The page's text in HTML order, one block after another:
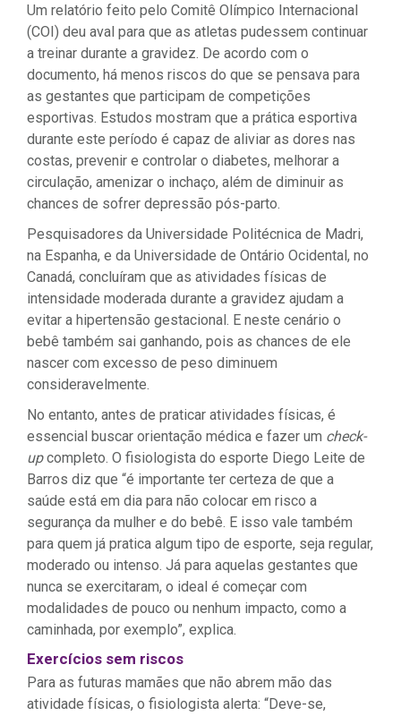
Um relatório feito pelo Comitê Olímpico Internacional
(COI) deu aval para que as atletas pudessem continuar
a treinar durante a gravidez. De acordo com o
documento, há menos riscos do que se pensava para
as gestantes que participam de competições
esportivas. Estudos mostram que a prática esportiva
durante este período é capaz de aliviar as dores nas
costas, prevenir e controlar o diabetes, melhorar a
circulação, amenizar o inchaço, além de diminuir as
chances de sofrer depressão pós-parto.
Pesquisadores da Universidade Politécnica de Madri,
na Espanha, e da Universidade de Ontário Ocidental, no
Canadá, concluíram que as atividades físicas de
intensidade moderada durante a gravidez ajudam a
evitar a hipertensão gestacional. E neste cenário o
bebê também sai ganhando, pois as chances de ele
nascer com excesso de peso diminuem
consideravelmente.
No entanto, antes de praticar atividades físicas, é
essencial buscar orientação médica e fazer um check-
upcompleto. O fisiologista do esporte Diego Leite de
Barros diz que “é importante ter certeza de que a
saúde está em dia para não colocar em risco a
segurança da mulher e do bebê. E isso vale também
para quem já pratica algum tipo de esporte, seja regular,
moderado ou intenso. Já para aquelas gestantes que
nunca se exercitaram, o ideal é começar com
modalidades de pouco ou nenhum impacto, como a
caminhada, por exemplo”, explica.
Exercícios sem riscos
Para as futuras mamães que não abrem mão das
atividade físicas, o fisiologista alerta: “Deve-se,